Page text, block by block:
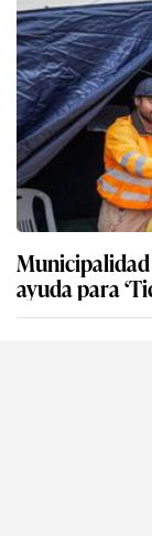
ayuda para